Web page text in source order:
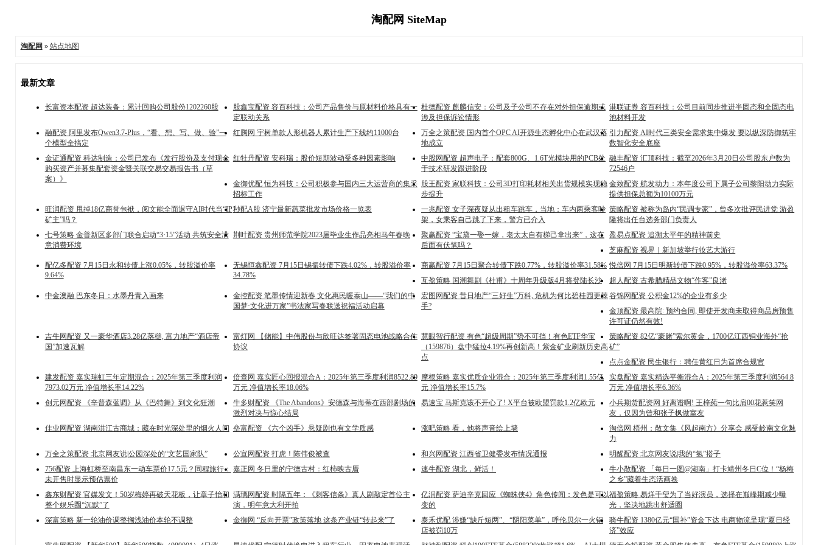
淘配网 SiteMap
淘配网 » 站点地图
最新文章
长富资本配资 超达装备：累计回购公司股份1202260股
股鑫宝配资 容百科技：公司产品售价与原材料价格具有一
定联动关系
杜德配资 麒麟信安：公司及子公司不存在对外担保逾期或
涉及担保诉讼情形
港联证券 容百科技：公司目前同步推进半固态和全固态电
池材料开发
融配资 阿里发布Qwen3.7-Plus，“看、想、写、做、验”一
个模型全搞定
红腾网 宇树单款人形机器人累计生产下线约11000台
万全之策配资 国内首个OPC AI开源生态孵化中心在武汉落
地成立
引力配资 AI时代三类安全需求集中爆发 要以纵深防御筑牢
数智化安全底座
金证通配资 科达制造：公司已发布《发行股份及支付现金
购买资产并募集配套资金暨关联交易交易报告书（草
案）》
红牡丹配资 安科瑞：股价短期波动受多种因素影响
中股网配资 超声电子：配套800G、1.6T光模块用的PCB处
于技术研发跟进阶段
融丰配资 汇顶科技：截至2026年3月20日公司股东户数为
72546户
金御优配 恒为科技：公司积极参与国内三大运营商的集采
招标工作
股王配资 家联科技：公司3D打印耗材相关出货规模实现稳
步提升
金致配资 航发动力：本年度公司下属子公司黎阳动力实际
提供担保总额为10100万元
旺润配资 甩掉18亿商誉包袱，阅文能全面退守AI时代当“IP
矿主”吗？
秒配A股 济宁最新蔬菜批发市场价格一览表
一兆配资 女子深夜疑从出租车跳车，当地：车内两乘客吵
架，女乘客自己跳了下来，警方已介入
策略配资 被称为岛内“民调专家”，曾多次批评民进党 游盈
隆将出任台选务部门负责人
七号策略 金普新区多部门联合启动“3·15”活动 共筑安全满
意消费环境
荆叶配资 贵州师范学院2023届毕业生作品亮相马年春晚
聚赢配资 “宝黛一娶一嫁，老太太自有梯己拿出来”，这在
后面有伏笔吗？
盈易点配资 追溯太平年的精神前史
芝麻配资 视界｜新加坡举行妆艺大游行
配亿多配资 7月15日永和转债上涨0.05%，转股溢价率
9.64%
无锡恒鑫配资 7月15日锡振转债下跌4.02%，转股溢价率
34.78%
商赢配资 7月15日聚合转债下跌0.77%，转股溢价率31.58% 悦倍网 7月15日明新转债下跌0.95%，转股溢价率63.37%
互盈策略 国潮舞剧《杜甫》十周年升级版4月将登陆长沙
超人配资 古希腊精品文物“作客”良渚
中金澳融 巴东冬日：水墨丹青入画来
金控配资 笔墨传情迎新春 文化惠民暖泰山——“我们的中
国梦·文化进万家”书法家写春联送祝福活动启幕
宏图网配资 昔日地产“三好生”万科, 危机为何比碧桂园更棘
手?
谷锦网配资 公积金12%的企业有多少
金顶配资 最高院: 预约合同, 即使开发商未取得商品房预售
许可证仍然有效!
吉牛网配资 又一豪华酒店3.28亿落槌, 富力地产“酒店帝
国”加速瓦解
富灯网 【储能】中伟股份与欣旺达签署固态电池战略合作
协议
慧眼智行配资 有色“超级周期”势不可挡！有色ETF华宝
（159876）盘中猛拉4.19%再创新高！紫金矿业刷新历史高
点
策略配资 82亿“豪赌”索尔黄金，1700亿江西铜业海外“抢
矿”
点点金配资 民生银行：聘任黄红日为首席合规官
建发配资 嘉实瑞虹三年定期混合：2025年第三季度利润
7973.02万元 净值增长率14.22%
倍查网 嘉实匠心回报混合A：2025年第三季度利润8522.89
万元 净值增长率18.06%
摩根策略 嘉实优质企业混合：2025年第三季度利润1.55亿
元 净值增长率15.7%
实盘配资 嘉实精选平衡混合A：2025年第三季度利润564.8
万元 净值增长率6.36%
创元网配资 《辛普森蓝调》从《巴特舞》到文化狂潮
牛多财配资 《The Abandons》安德森与海蒂在西部剧场的
激烈对决与惊心结局
易速宝 马斯克该不开心了! X平台被欧盟罚款1.2亿欧元
小兵期货配资网 好离谱啊! 王梓莼一句比肩00花惹笑网
友，仅因为曾和张子枫做室友
佳业网配资 湖南洪江古商城：藏在时光深处里的烟火人间 垒富配资 《六个凶手》悬疑剧也有文学质感 涨吧策略 看，他将声音绘上墙
淘倍网 梧州：散文集《风起南方》分享会 感受岭南文化魅
力
万全之策配资 北京网友说|公园深处的“文艺国家队”
公宣网配资 打虎！陈伟俊被查 和兴网配资 江西省卫健委发布情况通报
明醒配资 北京网友说|我的“氢”搭子
756配资 上海虹桥至南昌东一动车票价17.5元？同程旅行：
未开售时显示预估票价
嘉正网 冬日里的宁德古村：红柿映古厝 速牛配资 湖北，鲜活！
牛小散配资 「每日一图@湖南」打卡靖州冬日C位！“杨梅
之乡”藏着生态活画卷
鑫东财配资 官媒发文！50岁梅婷再破天花板，让章子怡和
整个娱乐圈“沉默”了
满璃网配资 时隔五年：《刺客信条》真人剧敲定首位主
演，明年意大利开拍
亿润配资 萨迪辛克回应《蜘蛛侠4》角色传闻：发色是可以
变的
福盈策略 易烊千玺为了当好演员，选择在巅峰期减少曝
光，坚决地跳出舒适圈
深富策略 新一轮油价调整搁浅油价本轮不调整
金御网 “反向开票”政策落地 这条产业链“转起来”了
泰禾优配 涉嫌“缺斤短两”、“阴阳菜单”，呼伦贝尔一火锅
店被罚10万
骑牛配资 1380亿元“国补”资金下达 电商物流呈现“夏日经
济”效应